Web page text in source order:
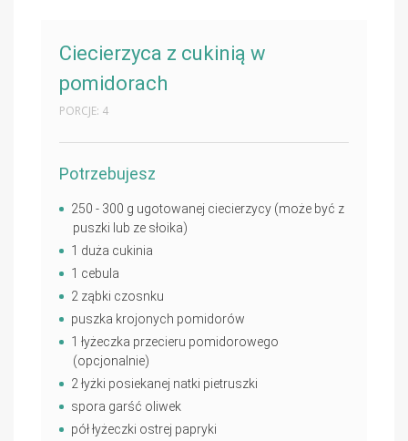
Ciecierzyca z cukinią w
pomidorach
PORCJE: 4
Potrzebujesz
250 - 300 g ugotowanej ciecierzycy (może być z
puszki lub ze słoika)
1 duża cukinia
1 cebula
2 ząbki czosnku
puszka krojonych pomidorów
1 łyżeczka przecieru pomidorowego
(opcjonalnie)
2 łyżki posiekanej natki pietruszki
spora garść oliwek
pół łyżeczki ostrej papryki